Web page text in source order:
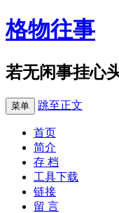
格物往事
若无闲事挂心
菜单 跳至正文
首页
简介
存 档
工具下载
链接
留 言